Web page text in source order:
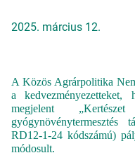
2025. március 12.
A Közös Agrárpolitika
a
megjelent
gyógynövénytermesztés
RD12-1-24 kódszámú)
módosult.